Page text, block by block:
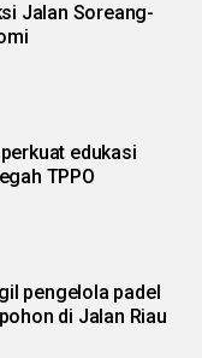
edukasi
TPPO
pengelola padel
di Jalan Riau